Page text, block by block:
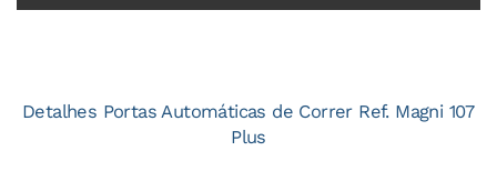
Detalhes Portas Automáticas de Correr Ref. Magni 107
Plus